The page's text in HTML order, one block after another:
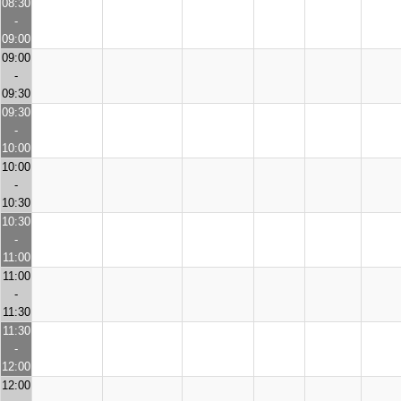
08:30
-
09:00
09:00
-
09:30
09:30
-
10:00
10:00
-
10:30
10:30
-
11:00
11:00
-
11:30
11:30
-
12:00
12:00